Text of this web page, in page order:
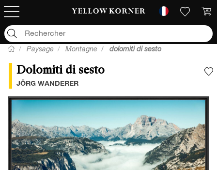
Paysage Montagne dolomiti di sesto
Dolomiti di sesto
JÖRG WANDERER